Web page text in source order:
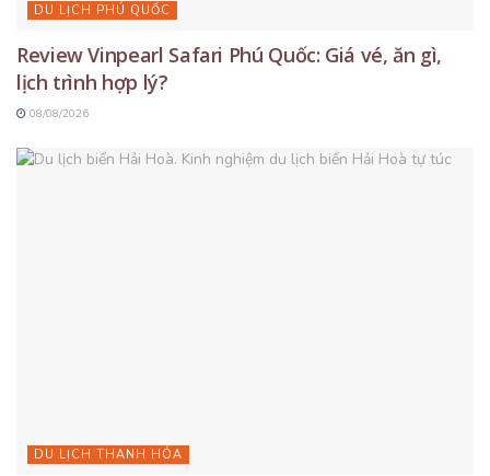
DU LỊCH PHÚ QUỐC
Review Vinpearl Safari Phú Quốc: Giá vé, ăn gì,
lịch trình hợp lý?
08/08/2026
DU LỊCH THANH HÓA